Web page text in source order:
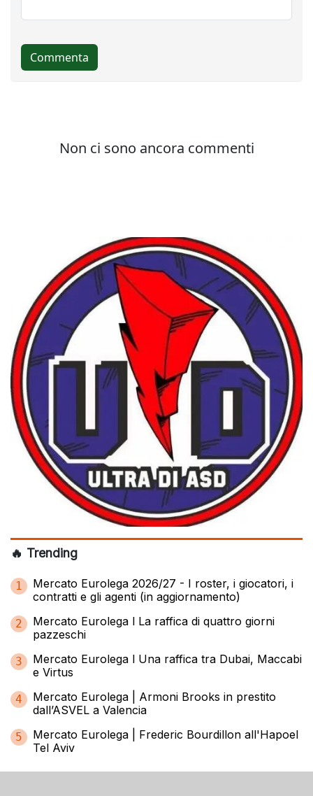
🔥 Trending
1
Mercato Eurolega 2026/27 - I roster, i giocatori, i
contratti e gli agenti (in aggiornamento)
2
Mercato Eurolega l La raffica di quattro giorni
pazzeschi
3
Mercato Eurolega l Una raffica tra Dubai, Maccabi
e Virtus
4
Mercato Eurolega | Armoni Brooks in prestito
dall’ASVEL a Valencia
5
Mercato Eurolega | Frederic Bourdillon all'Hapoel
Tel Aviv